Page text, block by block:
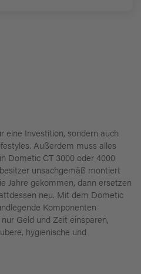
eine Investition, sondern auch
Außerdem muss alles
Dometic CT 3000 oder 4000
unsachgemäß montiert
Jahre gekommen, dann ersetzen
neu. Mit dem Dometic
Komponenten
Geld und Zeit einsparen,
hygienische und